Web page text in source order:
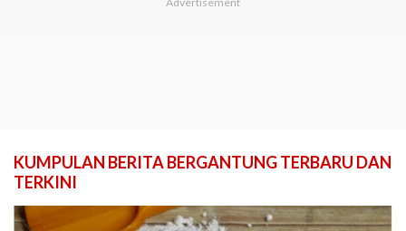
KUMPULAN BERITA BERGANTUNG TERBARU DAN
TERKINI